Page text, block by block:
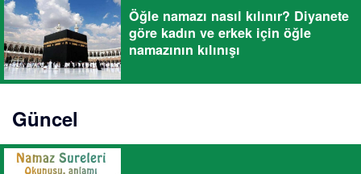
Öğle namazı nasıl kılınır? Diyanete
göre kadın ve erkek için öğle
namazının kılınışı
Güncel